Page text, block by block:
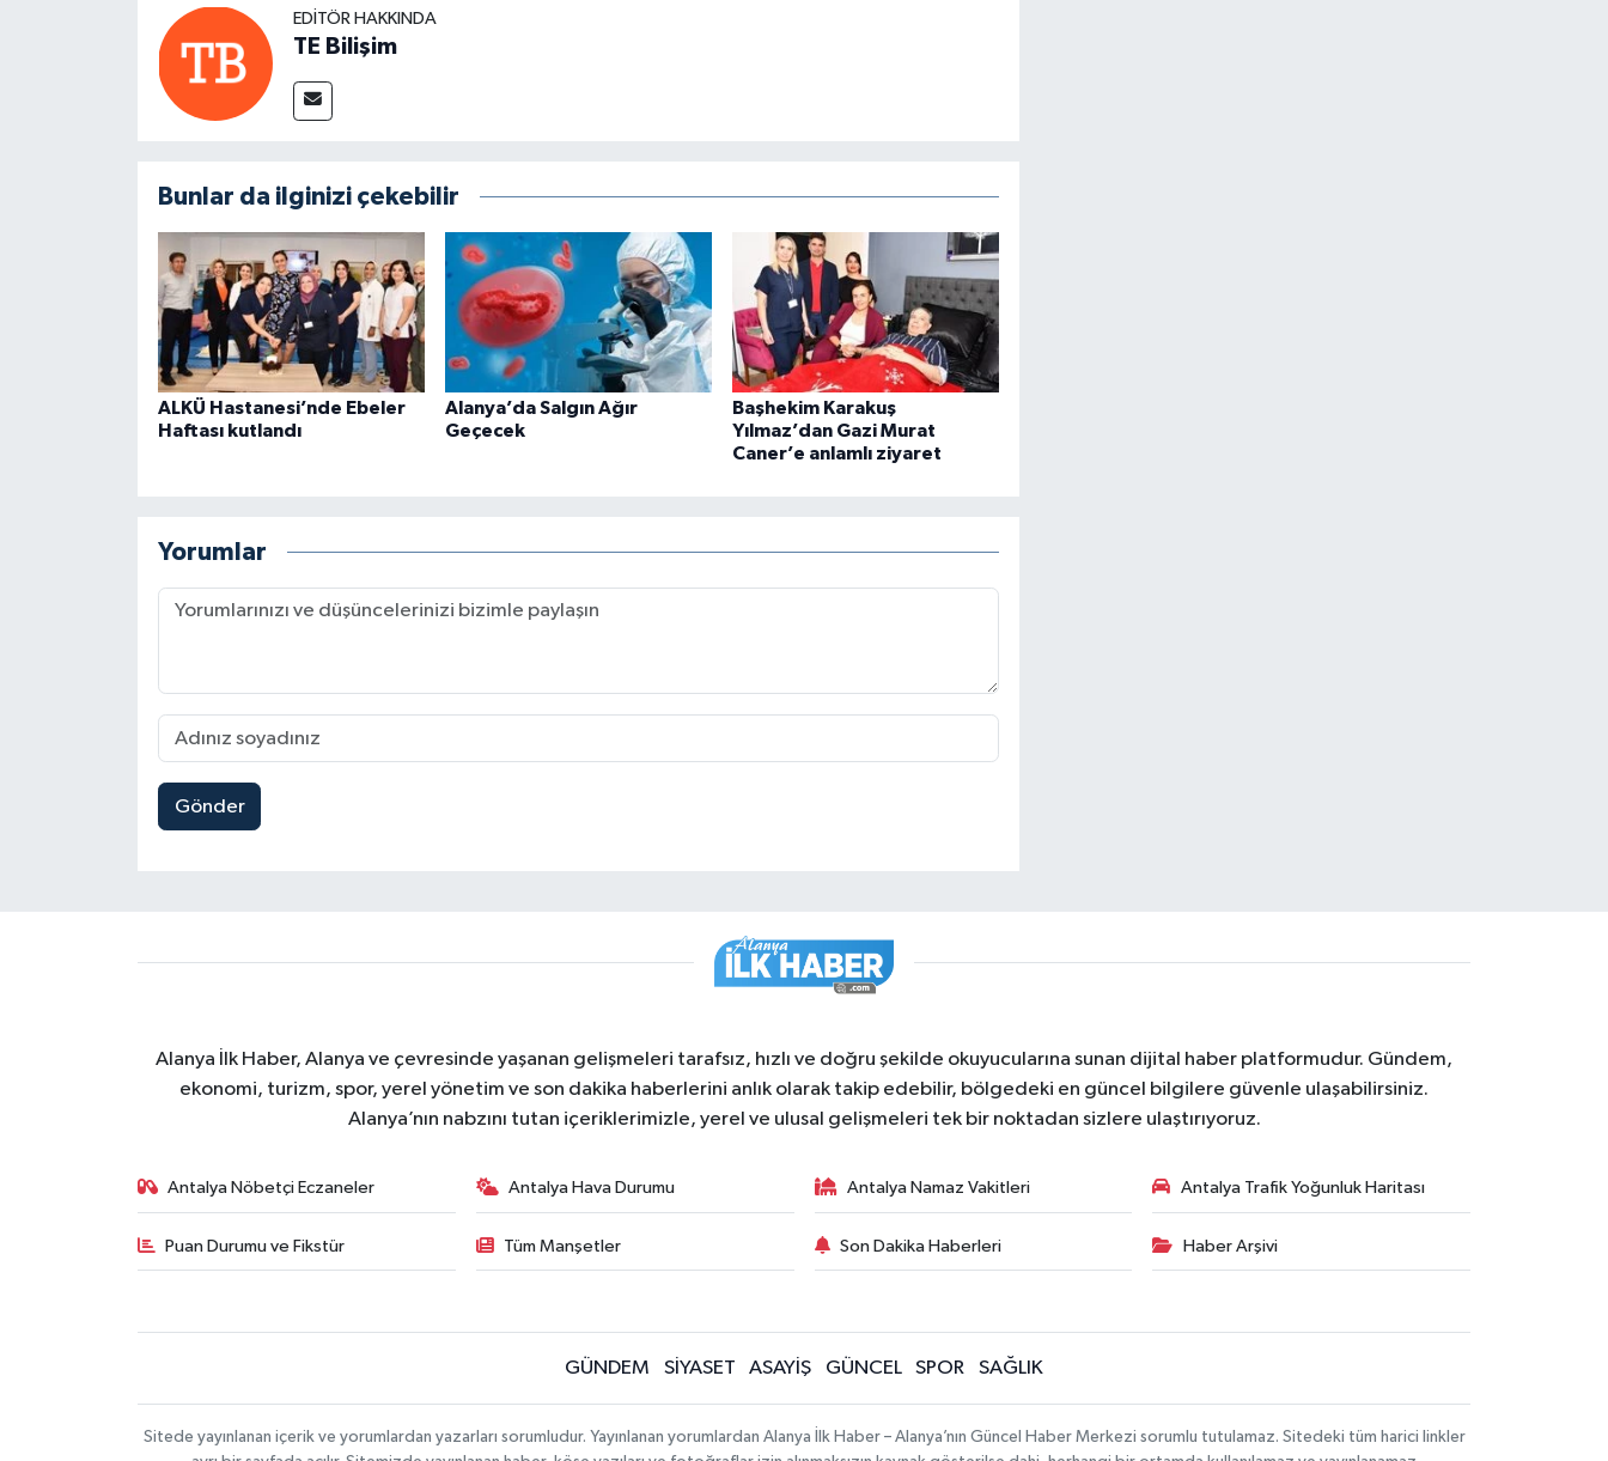
EDITÖR HAKKINDA
TE Bilişim
Bunlar da ilginizi çekebilir
ALKÜ Hastanesi’nde Ebeler
Haftası kutlandı
Alanya’da Salgın Ağır
Geçecek
Başhekim Karakuş
Yılmaz’dan Gazi Murat
Caner’e anlamlı ziyaret
Yorumlar
Gönder
Alanya İlk Haber, Alanya ve çevresinde yaşanan gelişmeleri tarafsız, hızlı ve doğru şekilde okuyucularına sunan dijital haber platformudur. Gündem,
ekonomi, turizm, spor, yerel yönetim ve son dakika haberlerini anlık olarak takip edebilir, bölgedeki en güncel bilgilere güvenle ulaşabilirsiniz.
Alanya’nın nabzını tutan içeriklerimizle, yerel ve ulusal gelişmeleri tek bir noktadan sizlere ulaştırıyoruz.
Antalya Nöbetçi Eczaneler Antalya Hava Durumu Antalya Namaz Vakitleri Antalya Trafik Yoğunluk Haritası
Puan Durumu ve Fikstür Tüm Manşetler Son Dakika Haberleri Haber Arşivi
GÜNDEM SİYASET ASAYİŞ GÜNCEL SPOR SAĞLIK
Sitede yayınlanan içerik ve yorumlardan yazarları sorumludur. Yayınlanan yorumlardan Alanya İlk Haber – Alanya’nın Güncel Haber Merkezi sorumlu tutulamaz. Sitedeki tüm harici linkler